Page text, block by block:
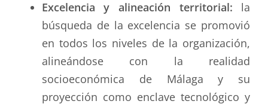
Excelencia y alineación territorial: la
búsqueda de la excelencia se promovió
en todos los niveles de la organización,
alineándose con la realidad
socioeconómica de Málaga y su
proyección como enclave tecnológico y